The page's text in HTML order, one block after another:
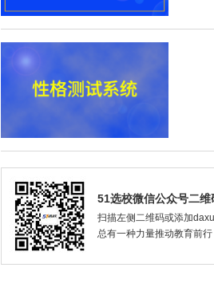
51选校微信公众号二维
扫描左侧二维码或添加
总有一种力量推动教育前行